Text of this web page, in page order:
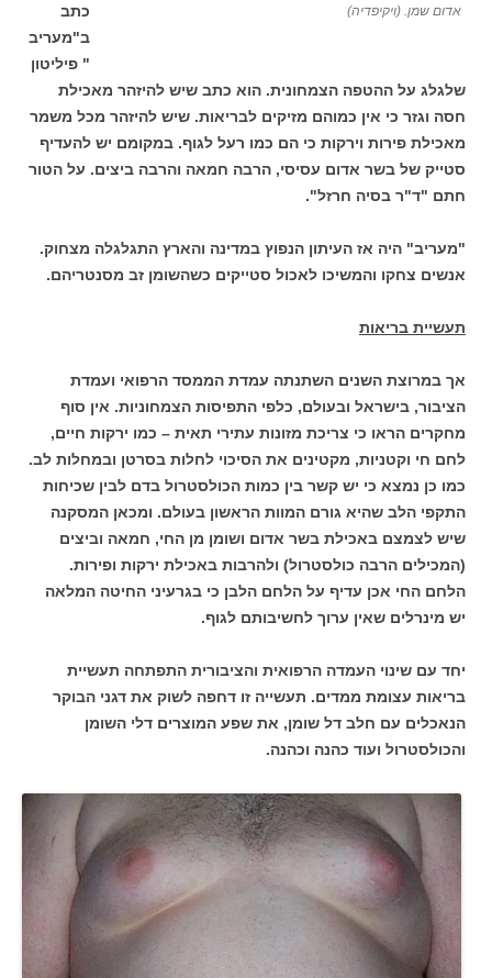
אדום שמן. (ויקיפדיה)
כתב
ב"מעריב
" פיליטון
שלגלג על ההטפה הצמחונית. הוא כתב שיש להיזהר מאכילת
חסה וגזר כי אין כמוהם מזיקים לבריאות. שיש להיזהר מכל משמר
מאכילת פירות וירקות כי הם כמו רעל לגוף. במקומם יש להעדיף
סטייק של בשר אדום עסיסי, הרבה חמאה והרבה ביצים. על הטור
חתם "ד"ר בסיה חרזל".
"מעריב" היה אז העיתון הנפוץ במדינה והארץ התגלגלה מצחוק.
אנשים צחקו והמשיכו לאכול סטייקים כשהשומן זב מסנטריהם.
תעשיית בריאות
אך במרוצת השנים השתנתה עמדת הממסד הרפואי ועמדת
הציבור, בישראל ובעולם, כלפי התפיסות הצמחוניות. אין סוף
מחקרים הראו כי צריכת מזונות עתירי תאית – כמו ירקות חיים,
לחם חי וקטניות, מקטינים את הסיכוי לחלות בסרטן ובמחלות לב.
כמו כן נמצא כי יש קשר בין כמות הכולסטרול בדם לבין שכיחות
התקפי הלב שהיא גורם המוות הראשון בעולם. ומכאן המסקנה
שיש לצמצם באכילת בשר אדום ושומן מן החי, חמאה וביצים
(המכילים הרבה כולסטרול) ולהרבות באכילת ירקות ופירות.
הלחם החי אכן עדיף על הלחם הלבן כי בגרעיני החיטה המלאה
יש מינרלים שאין ערוך לחשיבותם לגוף.
יחד עם שינוי העמדה הרפואית והציבורית התפתחה תעשיית
בריאות עצומת ממדים. תעשייה זו דחפה לשוק את דגני הבוקר
הנאכלים עם חלב דל שומן, את שפע המוצרים דלי השומן
והכולסטרול ועוד כהנה וכהנה.